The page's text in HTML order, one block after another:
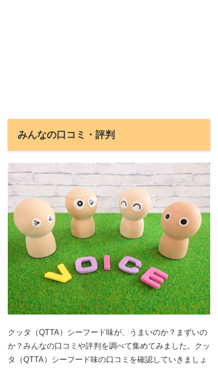
みんなの口コミ・評判
クッタ（QTTA）シーフード味が、うまいのか？まずいの
か？みんなの口コミや評判を調べて集めてみました。クッ
タ（QTTA）シーフード味の口コミを確認していきましょ